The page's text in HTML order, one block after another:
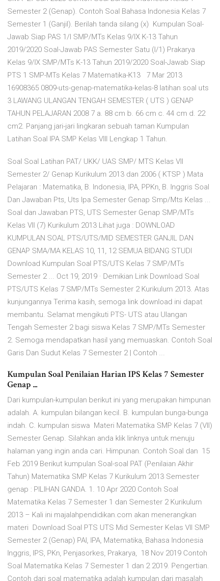
Semester 2 (Genap). Contoh Soal Bahasa Indonesia Kelas 7
Semester 1 (Ganjil). Berilah tanda silang (x) Kumpulan Soal-
Jawab Siap PAS 1/I SMP/MTs Kelas 9/IX K-13 Tahun
2019/2020 Soal-Jawab PAS Semester Satu (I/1) Prakarya
Kelas 9/IX SMP/MTs K-13 Tahun 2019/2020 Soal-Jawab Siap
PTS 1 SMP-MTs Kelas 7 Matematika-K13 7 Mar 2013
16908365 0809-uts-genap-matematika-kelas-8 latihan soal uts
3 LAWANG ULANGAN TENGAH SEMESTER ( UTS ) GENAP
TAHUN PELAJARAN 2008 7 a. 88 cm b. 66 cm c. 44 cm d. 22
cm2. Panjang jari-jari lingkaran sebuah taman Kumpulan
Latihan Soal IPA SMP Kelas VIII Lengkap 1 Tahun.
Soal Soal Latihan PAT/ UKK/ UAS SMP/ MTS Kelas VII
Semester 2/ Genap Kurikulum 2013 dan 2006 ( KTSP ) Mata
Pelajaran : Matematika, B. Indonesia, IPA, PPKn, B. Inggris Soal
Dan Jawaban Pts, Uts Ipa Semester Genap Smp/Mts Kelas ...
Soal dan Jawaban PTS, UTS Semester Genap SMP/MTs
Kelas VII (7) Kurikulum 2013 Lihat juga : DOWNLOAD
KUMPULAN SOAL PTS/UTS/MID SEMESTER GANJIL DAN
GENAP SMA/MA KELAS 10, 11, 12 SEMUA BIDANG STUDI
Download Kumpulan Soal PTS/UTS Kelas 7 SMP/MTs
Semester 2 ... Oct 19, 2019 · Demikian Link Download Soal
PTS/UTS Kelas 7 SMP/MTs Semester 2 Kurikulum 2013. Atas
kunjungannya Terima kasih, semoga link download ini dapat
membantu. Selamat mengikuti PTS- UTS atau Ulangan
Tengah Semester 2 bagi siswa Kelas 7 SMP/MTs Semester
2. Semoga mendapatkan hasil yang memuaskan. Contoh Soal
Garis Dan Sudut Kelas 7 Semester 2 | Contoh ...
Kumpulan Soal Penilaian Harian IPS Kelas 7 Semester
Genap ...
Dari kumpulan-kumpulan berikut ini yang merupakan himpunan
adalah. A. kumpulan bilangan kecil. B. kumpulan bunga-bunga
indah. C. kumpulan siswa Materi Matematika SMP Kelas 7 (VII)
Semester Genap. Silahkan anda klik linknya untuk menuju
halaman yang ingin anda cari. Himpunan. Contoh Soal dan 15
Feb 2019 Berikut kumpulan Soal-soal PAT (Penilaian Akhir
Tahun) Matematika SMP Kelas 7 Kurikulum 2013 Semester
genap : PILIHAN GANDA. 1. 10 Apr 2020 Contoh Soal
Matematika Kelas 7 Semester 1 dan Semester 2 Kurikulum
2013 – Kali ini majalahpendidikan.com akan menerangkan
materi Download Soal PTS UTS Mid Semester Kelas VII SMP
Semester 2 (Genap) PAI, IPA, Matematika, Bahasa Indonesia
Inggris, IPS, PKn, Penjasorkes, Prakarya, 18 Nov 2019 Contoh
Soal Matematika Kelas 7 Semester 1 dan 2 2019. Pengertian.
Contoh dari soal matematika adalah kumpulan dari masalah